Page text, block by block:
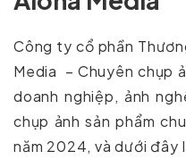
Công ty cổ phần
Media – Chuyên chụp
doanh nghiệp, ảnh
chụp ảnh sản phẩm
năm 2024, và dưới đây